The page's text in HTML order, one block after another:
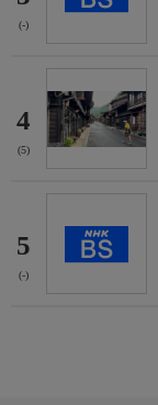
(-)
4
(5)
5
(-)